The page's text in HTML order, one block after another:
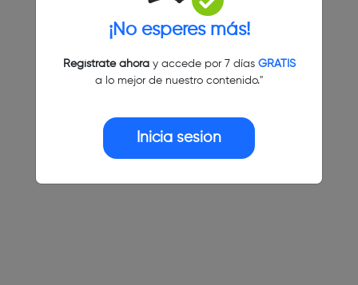
¡No esperes más!
Regístrate ahoray accede por 7 días GRATIS
a lo mejor de nuestro contenido."
Inicia sesión